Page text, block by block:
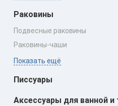
Раковины
Подвесные раковины
Раковины‑чаши
Показать ещё
Писсуары
Аксессуары для ванной и